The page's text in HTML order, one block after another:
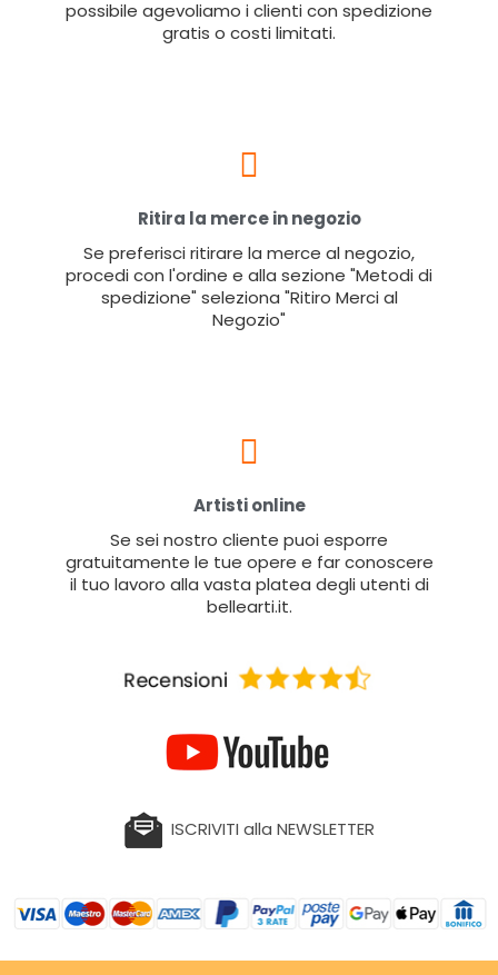
possibile agevoliamo i clienti con spedizione
gratis o costi limitati.
Ritira la merce in negozio
Se preferisci ritirare la merce al negozio,
procedi con l'ordine e alla sezione "Metodi di
spedizione" seleziona "Ritiro Merci al
Negozio"
Artisti online
Se sei nostro cliente puoi esporre
gratuitamente le tue opere e far conoscere
il tuo lavoro alla vasta platea degli utenti di
bellearti.it.
ISCRIVITI alla NEWSLETTER